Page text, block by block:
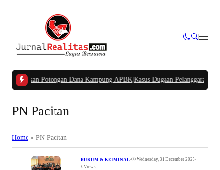
Potongan Dana Kampung APBK|Kasus Dugaan Pelanggaran
PN Pacitan
Home » PN Pacitan
HUKUM & KRIMINAL• Wednesday, 31 December 2025 •
8 Views